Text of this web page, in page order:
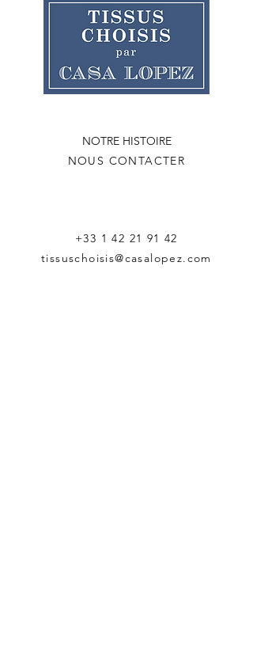
NOTRE HISTOIRE
NOUS CONTACTER
+33 1 42 21 91 42
tissuschoisis@casalopez.com